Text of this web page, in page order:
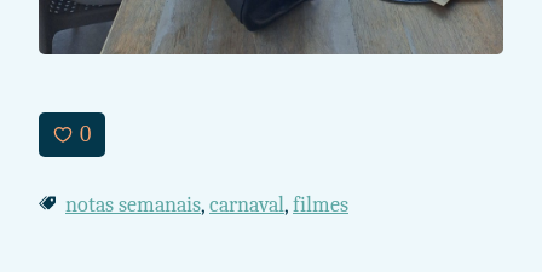
0
notas semanais,carnaval,filmes